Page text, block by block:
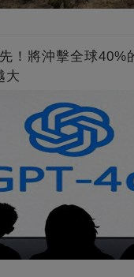
！將沖擊全球40%
大